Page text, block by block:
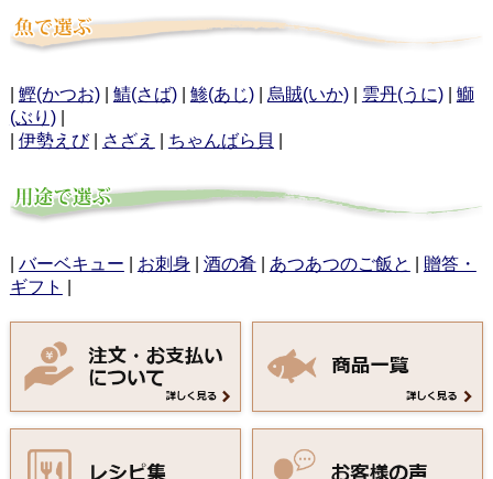
鰹(かつお)| 鯖(さば)| 鯵(あじ)| 烏賊(いか)| 雲丹(うに)| 鰤
(ぶり)|
伊勢えび| さざえ ちゃんばら貝
バーベキュー お刺身| 酒の肴| あつあつのご飯と
贈答・
ギフト